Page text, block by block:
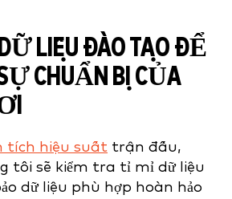
LIỆU ĐÀO TẠO ĐỂ
CHUẨN BỊ CỦA
tích hiệu suất trận đấu,
tôi sẽ kiểm tra tỉ mỉ dữ liệu
dữ liệu phù hợp hoàn hảo